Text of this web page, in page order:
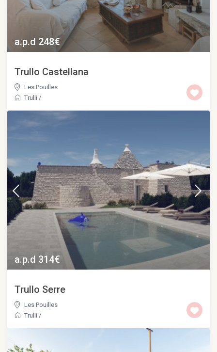
a.p.d 248€
Trullo Castellana
Les Pouilles
Trulli /
a.p.d 314€
Trullo Serre
Les Pouilles
Trulli /